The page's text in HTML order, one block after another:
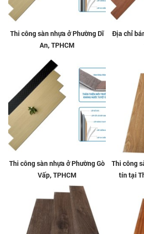
Thi công sàn nhựa ở Phường Dĩ
An, TPHCM
Địa chỉ
Thi công sàn nhựa ở Phường Gò
Vấp, TPHCM
Thi công
tín tại